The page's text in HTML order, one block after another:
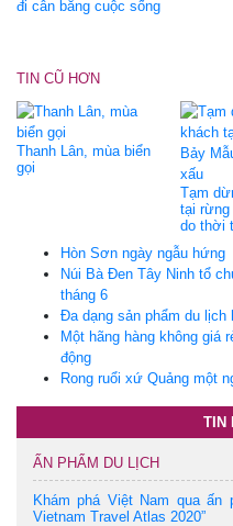
đi cân bằng cuộc sống
TIN CŨ HƠN
Thanh Lân, mùa biển
gọi
Tạm
tại
do thời
Hòn Sơn ngày ngẫu hứng
Núi Bà Đen Tây Ninh tổ
tháng 6
Đa dạng sản phẩm du lịch
Một hãng hàng không giá
động
Rong ruổi xứ Quảng một
TIN
ẤN PHẨM DU LỊCH
Khám phá Việt Nam qua ấn
Vietnam Travel Atlas 2020”